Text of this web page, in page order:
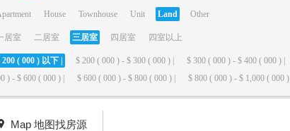
House Townhouse Unit Land Other
居室 二居室 三居室 四居室 四室以上
200 ( 000 ) 以下 | $ 200 ( 000 ) - $ 300 ( 000 ) | $ 300 ( 000 ) - $ 400 ( 000 ) |
) - $ 600 ( 000 ) |
$ 600 ( 000 ) - $ 800 ( 000 ) | $ 800 ( 000 ) - $ 1,000 ( 000 ) |
Map 地图找房源